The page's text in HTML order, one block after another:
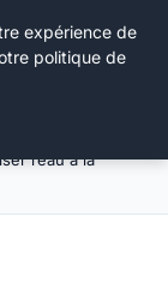
: guide
l’eau à la
expérience de
politique de